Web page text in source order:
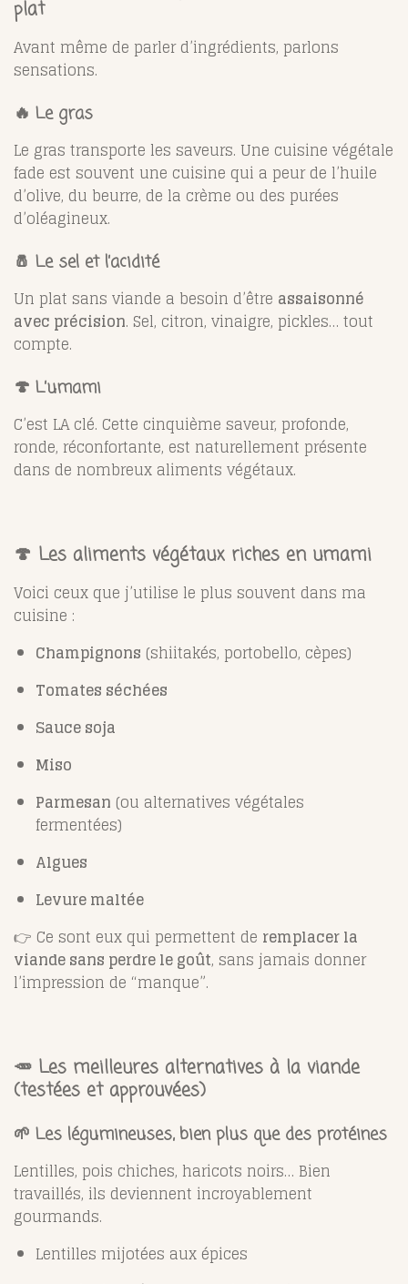
plat
Avant même de parler d’ingrédients, parlons
sensations.
🔥 Le gras
Le gras transporte les saveurs. Une cuisine végétale
fade est souvent une cuisine qui a peur de l’huile
d’olive, du beurre, de la crème ou des purées
d’oléagineux.
🧂 Le sel et l’acidité
Un plat sans viande a besoin d’être assaisonné
avec précision. Sel, citron, vinaigre, pickles… tout
compte.
🍄 L’umami
C’est LA clé. Cette cinquième saveur, profonde,
ronde, réconfortante, est naturellement présente
dans de nombreux aliments végétaux.
🍄 Les aliments végétaux riches en umami
Voici ceux que j’utilise le plus souvent dans ma
cuisine :
Champignons (shiitakés, portobello, cèpes)
Tomates séchées
Sauce soja
Miso
Parmesan (ou alternatives végétales
fermentées)
Algues
Levure maltée
👉 Ce sont eux qui permettent de remplacer la
viande sans perdre le goût, sans jamais donner
l’impression de “manque”.
🥕 Les meilleures alternatives à la viande
(testées et approuvées)
🌱 Les légumineuses, bien plus que des protéines
Lentilles, pois chiches, haricots noirs… Bien
travaillés, ils deviennent incroyablement
gourmands.
Lentilles mijotées aux épices